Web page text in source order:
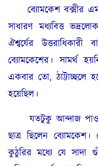
ব্যোমকেশ বক্সীর এমন
সাধারণ মধ্যবিত্ত
ঐশ্বর্যের
ব্যোমকেশের। সামর্থ
একবার তো, ঠাট্টাচ্ছলে
হয়েছিল।
যতটুকু আন্দাজ পাওয়া
ছাত্র ছিলেন
কুঠুরির মধ্যে যে সাদা